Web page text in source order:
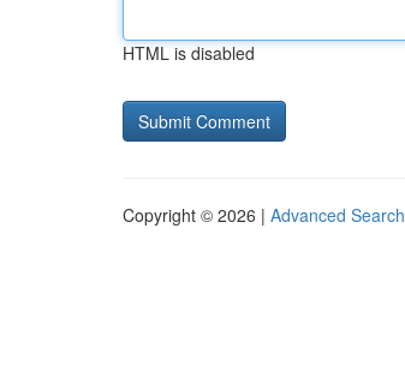
HTML is disabled
Copyright © 2026 | Advanced Search